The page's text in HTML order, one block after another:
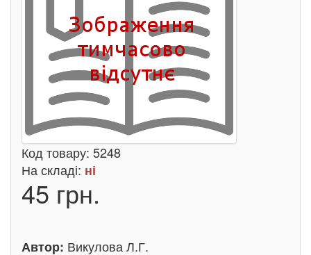
Код товару: 5248
На складі: ні
45 грн.
Автор: Викулова Л.Г.